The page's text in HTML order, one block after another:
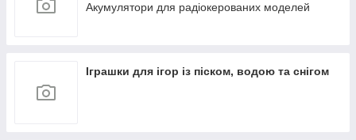
Aкумулятори для радіокерованих моделей
Іграшки для ігор із піском, водою та снігом